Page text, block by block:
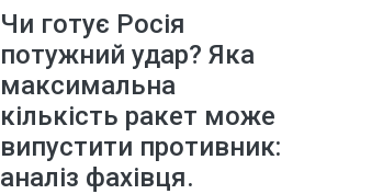
Чи готує Росія
потужний удар? Яка
максимальна
кількість ракет може
випустити противник:
аналіз фахівця.